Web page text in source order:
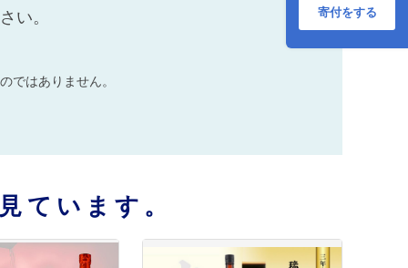
寄付をする
い。
ではありません。
ています。